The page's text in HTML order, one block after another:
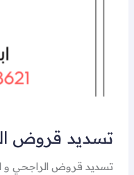
تسديد قروض
تسديد قروض الراجحي و